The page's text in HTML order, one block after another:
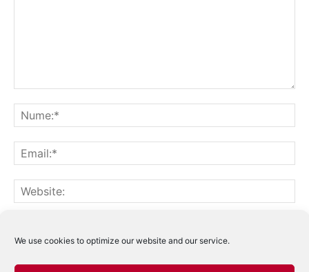
We use cookies to optimize our website and our service.
Notifică-mă prin email când sunt publicate articole noi.